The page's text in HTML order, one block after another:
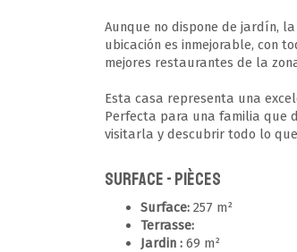
Aunque no dispone de jardín,
ubicación es inmejorable, con
mejores restaurantes de la
Esta casa representa una
Perfecta para una familia que
visitarla y descubrir todo lo
Surface - Pièces
Surface: 257 m²
Terrasse:
Jardin : 69 m²